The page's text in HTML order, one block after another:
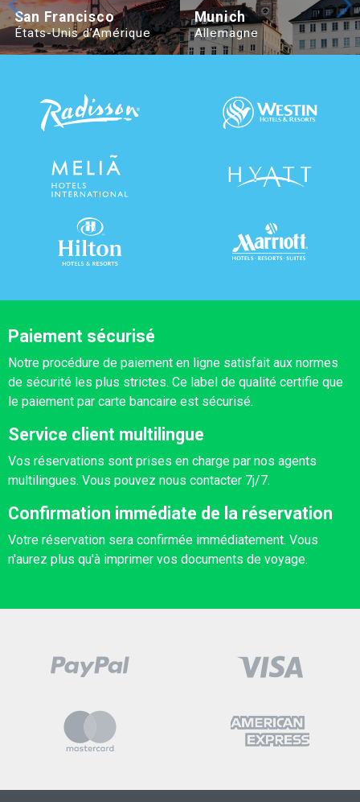
San Francisco
États-Unis d’Amérique
Munich
Allemagne
Paiement sécurisé
Notre procédure de paiement en ligne satisfait aux normes
de sécurité les plus strictes. Ce label de qualité certifie que
le paiement par carte bancaire est sécurisé.
Service client multilingue
Vos réservations sont prises en charge par nos agents
multilingues. Vous pouvez nous contacter 7j/7.
Confirmation immédiate de la réservation
Votre réservation sera confirmée immédiatement. Vous
n'aurez plus qu'à imprimer vos documents de voyage.